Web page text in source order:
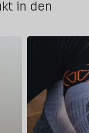
in den